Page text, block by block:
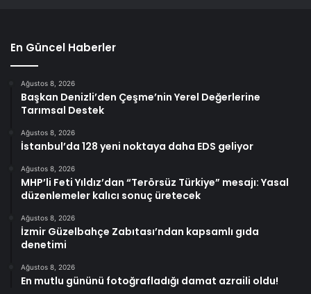
En Güncel Haberler
Ağustos 8, 2026
Başkan Denizli’den Çeşme’nin Yerel Değerlerine
Tarımsal Destek
Ağustos 8, 2026
İstanbul’da 128 yeni noktaya daha EDS geliyor
Ağustos 8, 2026
MHP’li Feti Yıldız’dan “Terörsüz Türkiye” mesajı: Yasal
düzenlemeler kalıcı sonuç üretecek
Ağustos 8, 2026
İzmir Güzelbahçe Zabıtası’ndan kapsamlı gıda
denetimi
Ağustos 8, 2026
En mutlu gününü fotoğrafladığı damat azraili oldu!